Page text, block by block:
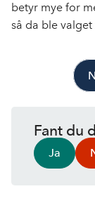
betyr mye for
så da ble valget
Fant du
Ja